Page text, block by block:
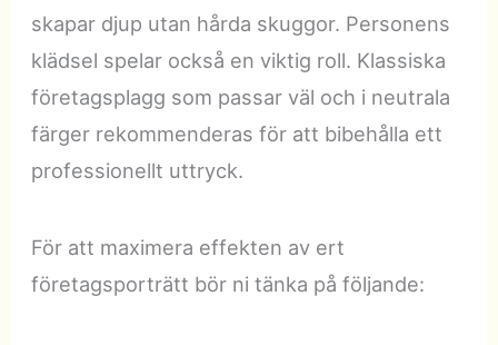
skapar djup utan hårda skuggor. Personens
klädsel spelar också en viktig roll. Klassiska
företagsplagg som passar väl och i neutrala
färger rekommenderas för att bibehålla ett
professionellt uttryck.
För att maximera effekten av ert
företagsporträtt bör ni tänka på följande: